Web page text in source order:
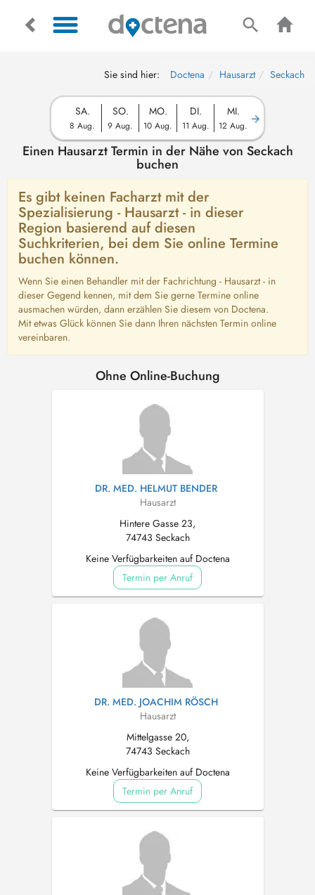
Sie sind hier: Doctena Hausarzt Seckach
SA.
8 Aug.
SO.
9 Aug.
MO.
10 Aug.
DI.
11 Aug.
MI.
12 Aug.
Einen Hausarzt Termin in der Nähe von Seckach
buchen
Es gibt keinen Facharzt mit der
Spezialisierung - Hausarzt - in dieser
Region basierend auf diesen
Suchkriterien, bei dem Sie online Termine
buchen können.
Wenn Sie einen Behandler mit der Fachrichtung - Hausarzt - in
dieser Gegend kennen, mit dem Sie gerne Termine online
ausmachen würden, dann erzählen Sie diesem von Doctena.
Mit etwas Glück können Sie dann Ihren nächsten Termin online
vereinbaren.
Ohne Online-Buchung
DR. MED. HELMUT BENDER
Hausarzt
Hintere Gasse 23,
74743 Seckach
Keine Verfügbarkeiten auf Doctena
Termin per Anruf
DR. MED. JOACHIM RÖSCH
Hausarzt
Mittelgasse 20,
74743 Seckach
Keine Verfügbarkeiten auf Doctena
Termin per Anruf